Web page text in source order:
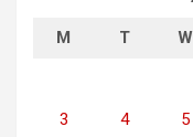
M T W
3 4 5